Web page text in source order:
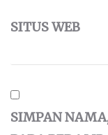
SITUS WEB
SIMPAN